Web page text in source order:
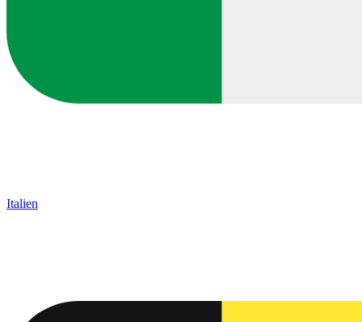
Italien